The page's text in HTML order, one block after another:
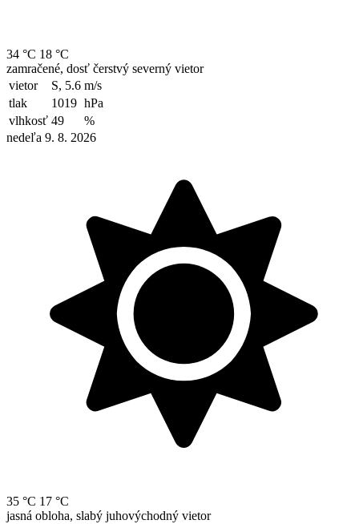
34 °C 18 °C
zamračené, dosť čerstvý severný vietor
vietor
S, 5.6 m/s
tlak
1019 hPa
vlhkosť 49
%
nedeľa 9. 8. 2026
35 °C 17 °C
jasná obloha, slabý juhovýchodný vietor